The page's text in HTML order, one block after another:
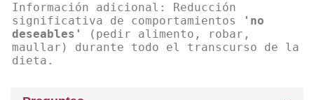
Información adicional: Reducción
significativa de comportamientos
'no
deseables'
(pedir alimento, robar,
maullar) durante todo el transcurso de la
dieta.